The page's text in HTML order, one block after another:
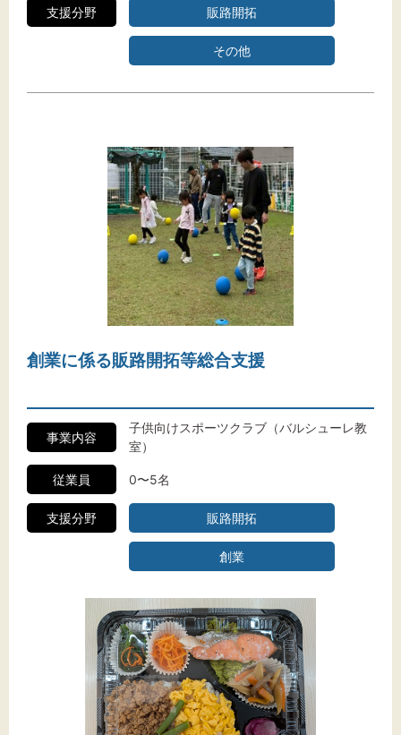
支援分野 販路開拓
その他
創業に係る販路開拓等総合支援
事業内容
子供向けスポーツクラブ（バルシューレ教
室）
従業員 0〜5名
支援分野 販路開拓
創業